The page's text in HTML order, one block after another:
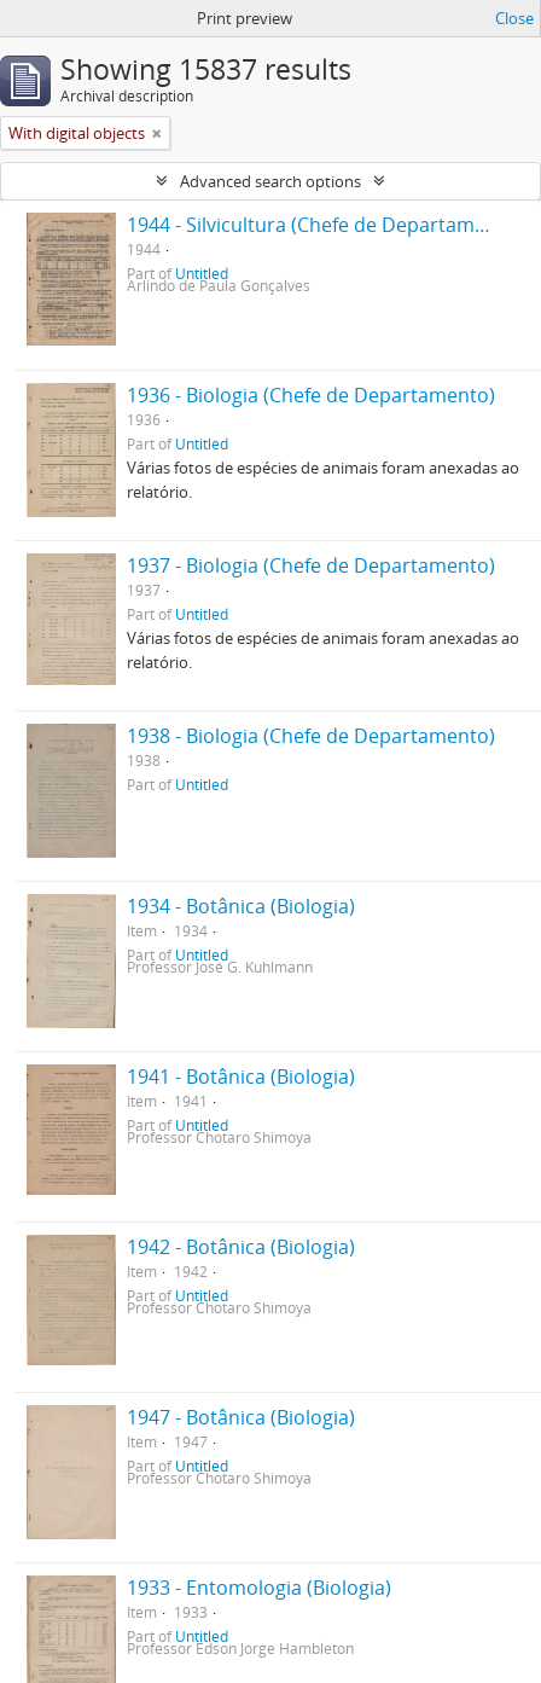
Print preview Close
Showing 15837 results
Archival description
With digital objects
Advanced search options
1944 - Silvicultura (Chefe de Departamento)
1944
Part ofUntitled
Arlindo de Paula Gonçalves
1936 - Biologia (Chefe de Departamento)
1936
Part ofUntitled
Várias fotos de espécies de animais foram anexadas ao
relatório.
1937 - Biologia (Chefe de Departamento)
1937
Part ofUntitled
Várias fotos de espécies de animais foram anexadas ao
relatório.
1938 - Biologia (Chefe de Departamento)
1938
Part ofUntitled
1934 - Botânica (Biologia)
Item
1934
Part ofUntitled
Professor José G. Kuhlmann
1941 - Botânica (Biologia)
Item
1941
Part ofUntitled
Professor Chotaro Shimoya
1942 - Botânica (Biologia)
Item
1942
Part ofUntitled
Professor Chotaro Shimoya
1947 - Botânica (Biologia)
Item
1947
Part ofUntitled
Professor Chotaro Shimoya
1933 - Entomologia (Biologia)
Item
1933
Part ofUntitled
Professor Edson Jorge Hambleton